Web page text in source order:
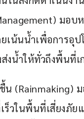
มอบ
ยเน้นน้ำเพื่อการ
งน้ำให้ทั่วถึงพื้นที่เ
น (Rainmaking)
วในพื้นที่เสี่ยงภัย